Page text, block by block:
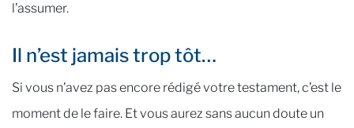
l’assumer.
Il n’est jamais trop tôt…
Si vous n’avez pas encore rédigé votre testament, c’est le
moment de le faire. Et vous aurez sans aucun doute un